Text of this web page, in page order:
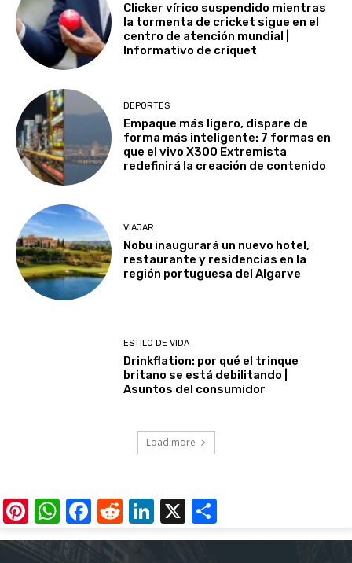
Clicker vírico suspendido mientras
la tormenta de cricket sigue en el
centro de atención mundial |
Informativo de críquet
DEPORTES
Empaque más ligero, dispare de
forma más inteligente: 7 formas en
que el vivo X300 Extremista
redefinirá la creación de contenido
VIAJAR
Nobu inaugurará un nuevo hotel,
restaurante y residencias en la
región portuguesa del Algarve
ESTILO DE VIDA
Drinkflation: por qué el trinque
britano se está debilitando |
Asuntos del consumidor
Load more
Pinterest
WhatsApp
Facebook
RedditLinkedIn
X